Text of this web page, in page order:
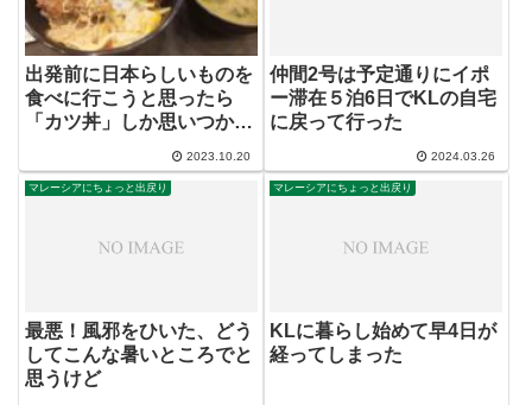
出発前に日本らしいものを
食べに行こうと思ったら
「カツ丼」しか思いつかな
2023.10.20
仲間2号は予定通りにイポ
ー滞在５泊6日でKLの自宅
に戻って行った
2024.03.26
マレーシアにちょっと出戻り
最悪！風邪をひいた、どう
してこんな暑いところでと
思うけど
マレーシアにちょっと出戻り
KLに暮らし始めて早4日が
経ってしまった